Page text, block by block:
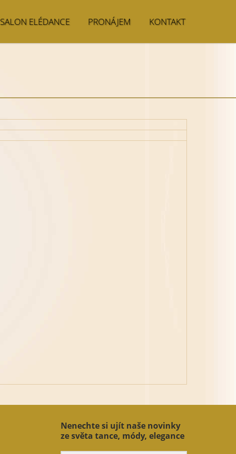
SALON ELÉDANCE PRONÁJEM KONTAKT
Nenechte si ujít naše novinky
ze světa tance, módy, elegance